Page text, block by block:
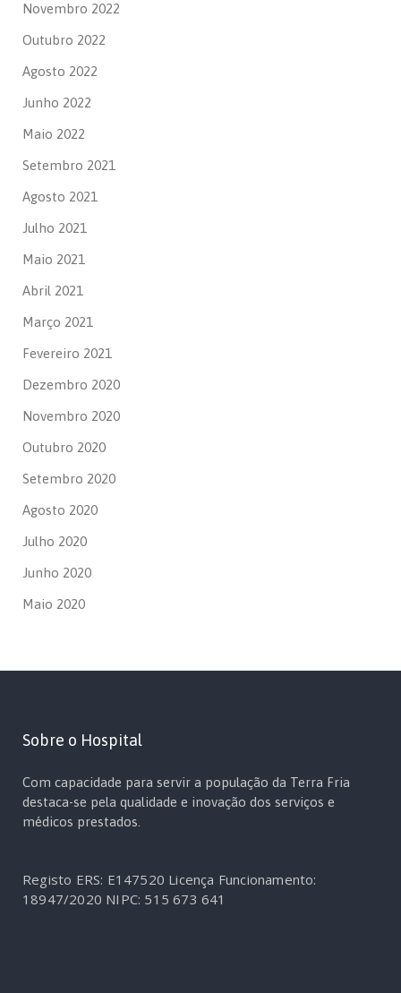
Novembro 2022
Outubro 2022
Agosto 2022
Junho 2022
Maio 2022
Setembro 2021
Agosto 2021
Julho 2021
Maio 2021
Abril 2021
Março 2021
Fevereiro 2021
Dezembro 2020
Novembro 2020
Outubro 2020
Setembro 2020
Agosto 2020
Julho 2020
Junho 2020
Maio 2020
Sobre o Hospital
Com capacidade para servir a população da Terra Fria
destaca-se pela qualidade e inovação dos serviços e
médicos prestados.
Registo ERS: E147520 Licença Funcionamento:
18947/2020 NIPC: 515 673 641